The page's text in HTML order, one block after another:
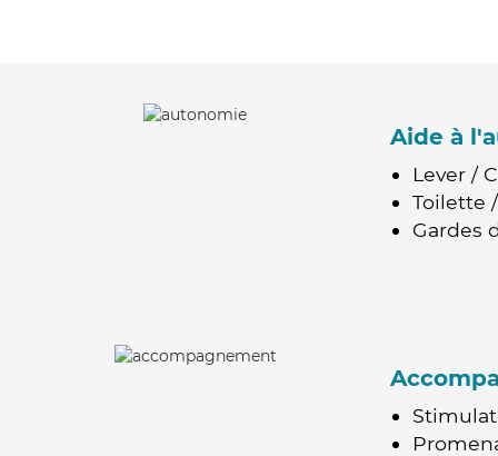
Aide à
Lever /
Toilette
Gardes